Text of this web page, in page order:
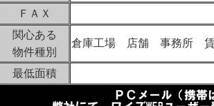
ＦＡＸ
関心ある
物件種別
倉庫工場 店舗 事務所
最低面積